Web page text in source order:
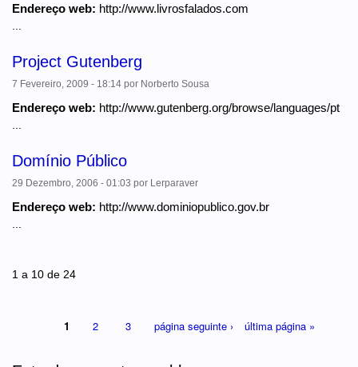
Endereço web: http://www.livrosfalados.com
Project Gutenberg
7 Fevereiro, 2009 - 18:14 por Norberto Sousa
Endereço web: http://www.gutenberg.org/browse/languages/pt
Domínio Público
29 Dezembro, 2006 - 01:03 por Lerparaver
Endereço web: http://www.dominiopublico.gov.br
1 a 10 de 24
1 2 3 página seguinte › última página »